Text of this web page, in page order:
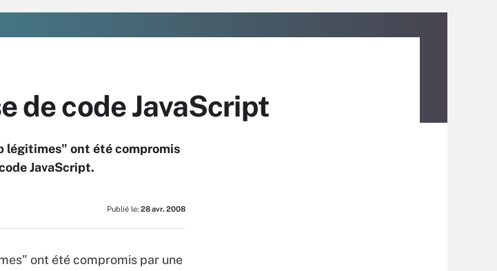
de code JavaScript
légitimes" ont été compromis
JavaScript.
Publié le: 28 avr. 2008
ont été compromis par une